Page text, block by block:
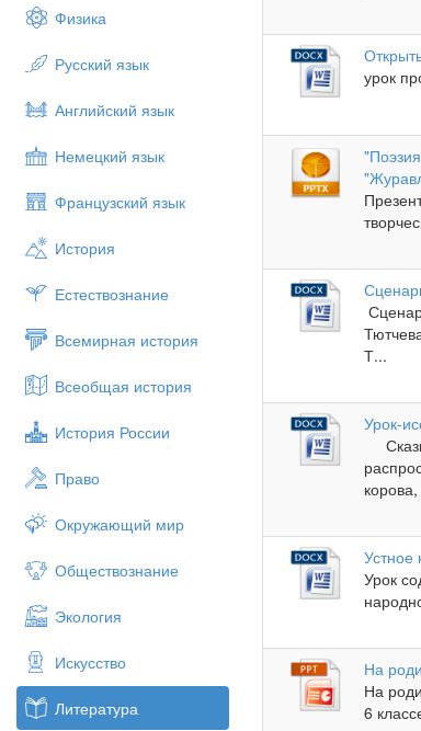
Физика
Русский язык
Английский язык
Немецкий язык
Французский язык
История
Естествознание
Всемирная история
Всеобщая история
История России
Право
Окружающий мир
Обществознание
Экология
Искусство
Литература
урок
Т...
Урок-
Устное
Урок
На
На
6